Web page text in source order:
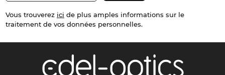
Vous trouverez ici de plus amples informations sur le
traitement de vos données personnelles.